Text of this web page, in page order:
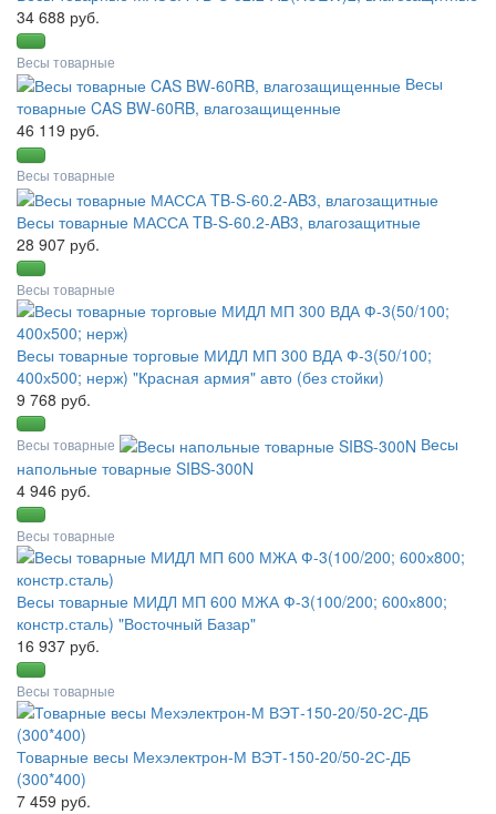
34 688 руб.
Весы товарные
Весы
товарные CAS BW-60RB, влагозащищенные
46 119 руб.
Весы товарные
Весы товарные МАССА TB-S-60.2-AB3, влагозащитные
28 907 руб.
Весы товарные
Весы товарные торговые МИДЛ МП 300 ВДА Ф-3(50/100;
400х500; нерж) "Красная армия" авто (без стойки)
9 768 руб.
Весы товарные
Весы
напольные товарные SIBS-300N
4 946 руб.
Весы товарные
Весы товарные МИДЛ МП 600 МЖА Ф-3(100/200; 600х800;
констр.сталь) "Восточный Базар"
16 937 руб.
Весы товарные
Товарные весы Мехэлектрон-М ВЭТ-150-20/50-2С-ДБ
(300*400)
7 459 руб.